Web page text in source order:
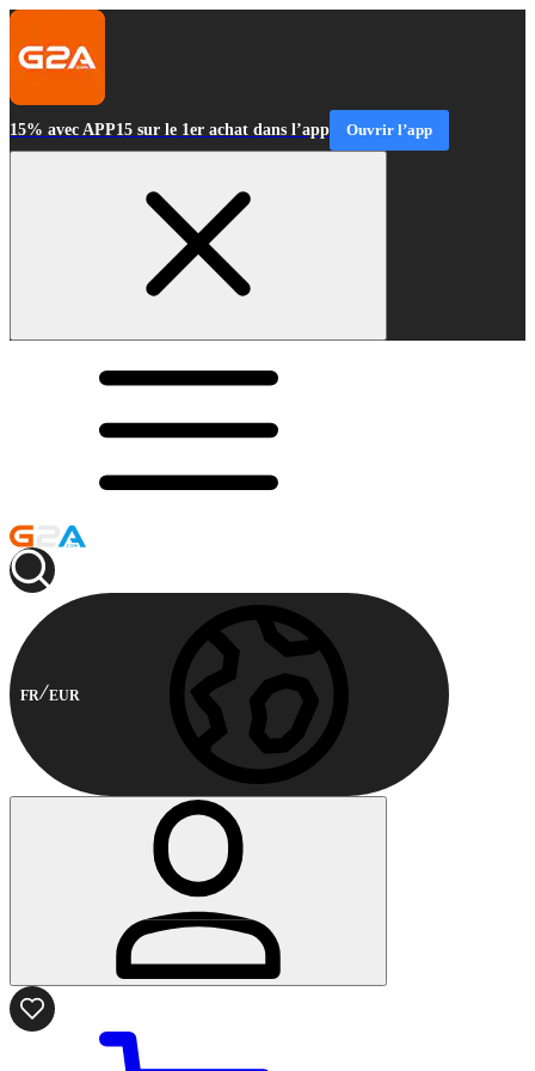
15% avec APP15 sur le 1er achat dans l’app Ouvrir l’app
FR EUR